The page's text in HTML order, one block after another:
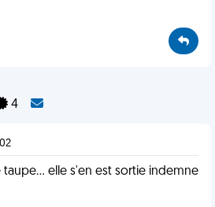
4
taupe... elle s'en est sortie indemne